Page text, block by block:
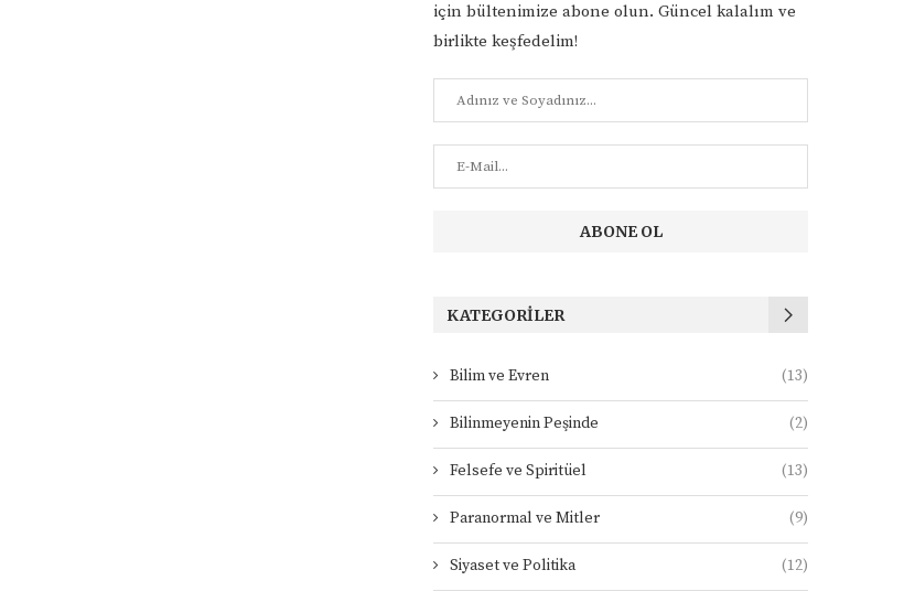
için bültenimize abone olun. Güncel kalalım ve
birlikte keşfedelim!
KATEGORILER
Bilim ve Evren (13)
Bilinmeyenin Peşinde (2)
Felsefe ve Spiritüel (13)
Paranormal ve Mitler (9)
Siyaset ve Politika (12)